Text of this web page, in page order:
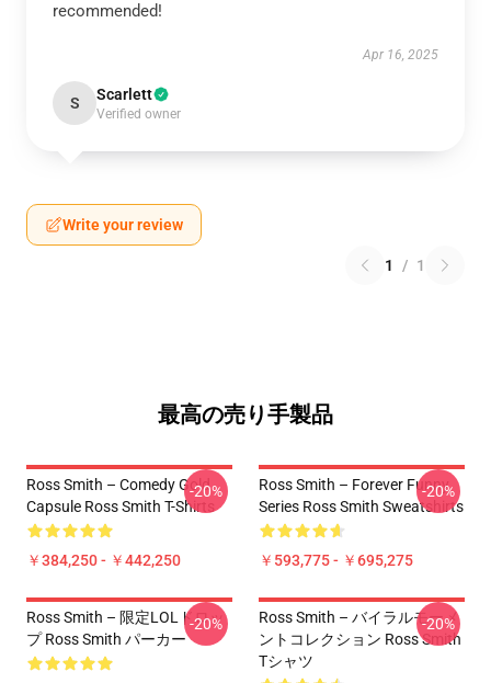
recommended!
Apr 16, 2025
S Scarlett
Verified owner
Write your review
1 / 1
最高の売り手製品
Ross Smith – Comedy Gold
Capsule Ross Smith T-Shirts
￥384,250 - ￥442,250
-20%
Ross Smith – Forever Funny
Series Ross Smith Sweatshirts
￥593,775 - ￥695,275
-20%
Ross Smith – 限定LOLドロッ
プ Ross Smith パーカー
-20%
Ross Smith – バイラルモーメ
ントコレクション Ross Smith
Tシャツ
-20%